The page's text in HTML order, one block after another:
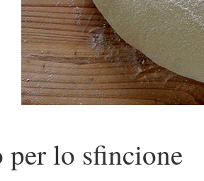
per lo sfincione